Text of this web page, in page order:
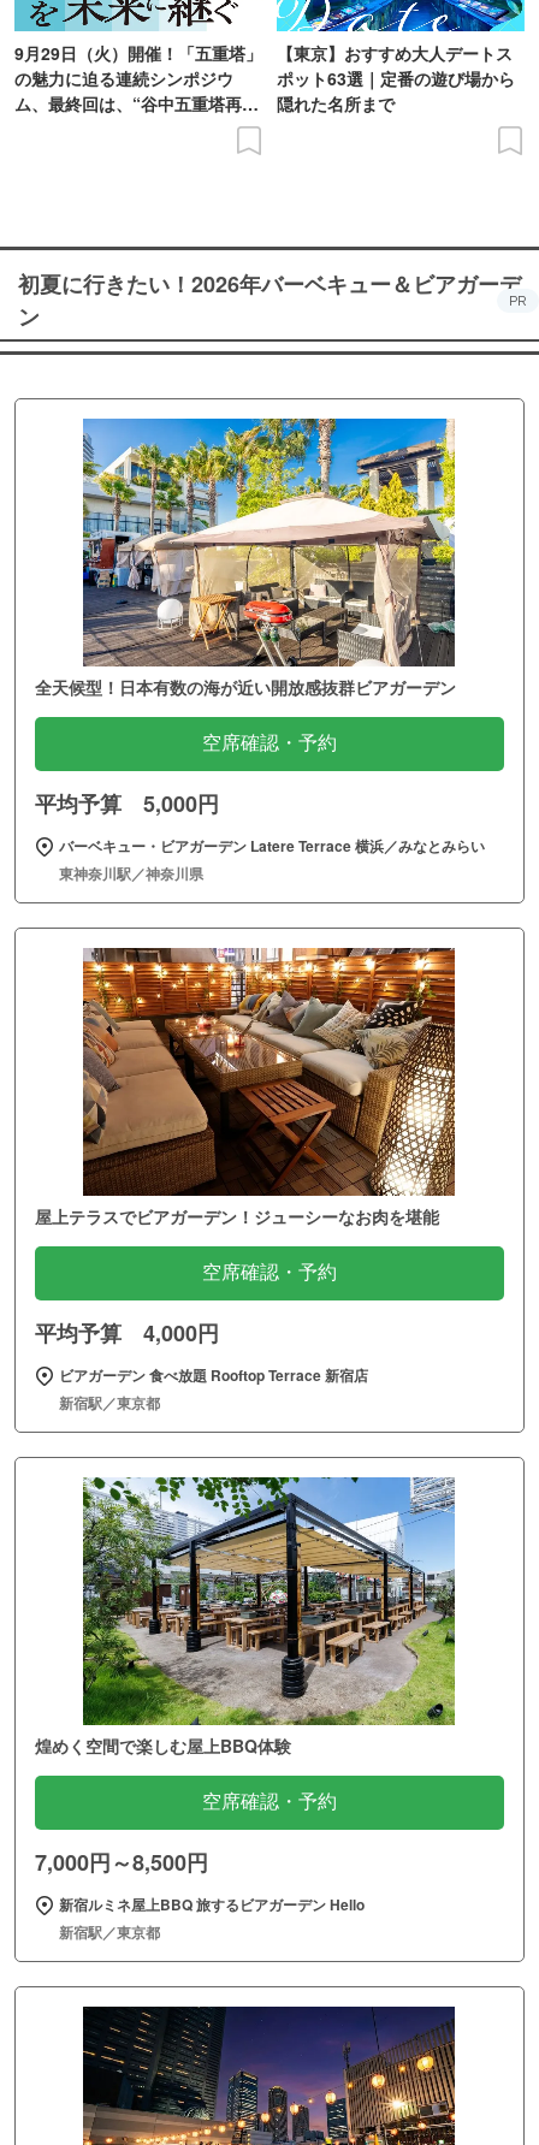
9月29日（火）開催！「五重塔」
の魅力に迫る連続シンポジウ
ム、最終回は、“谷中五重塔再建
【東京】おすすめ大人デートス
ポット63選｜定番の遊び場から
隠れた名所まで
初夏に行きたい！2026年バーベキュー＆ビアガーデ
ン
PR
全天候型！日本有数の海が近い開放感抜群ビアガーデン
空席確認・予約
平均予算 5,000円
バーベキュー・ビアガーデン Latere Terrace 横浜／みなとみらい
東神奈川駅／神奈川県
屋上テラスでビアガーデン！ジューシーなお肉を堪能
空席確認・予約
平均予算 4,000円
ビアガーデン 食べ放題 Rooftop Terrace 新宿店
新宿駅／東京都
煌めく空間で楽しむ屋上BBQ体験
空席確認・予約
7,000円～8,500円
新宿ルミネ屋上BBQ 旅するビアガーデン Hello
新宿駅／東京都